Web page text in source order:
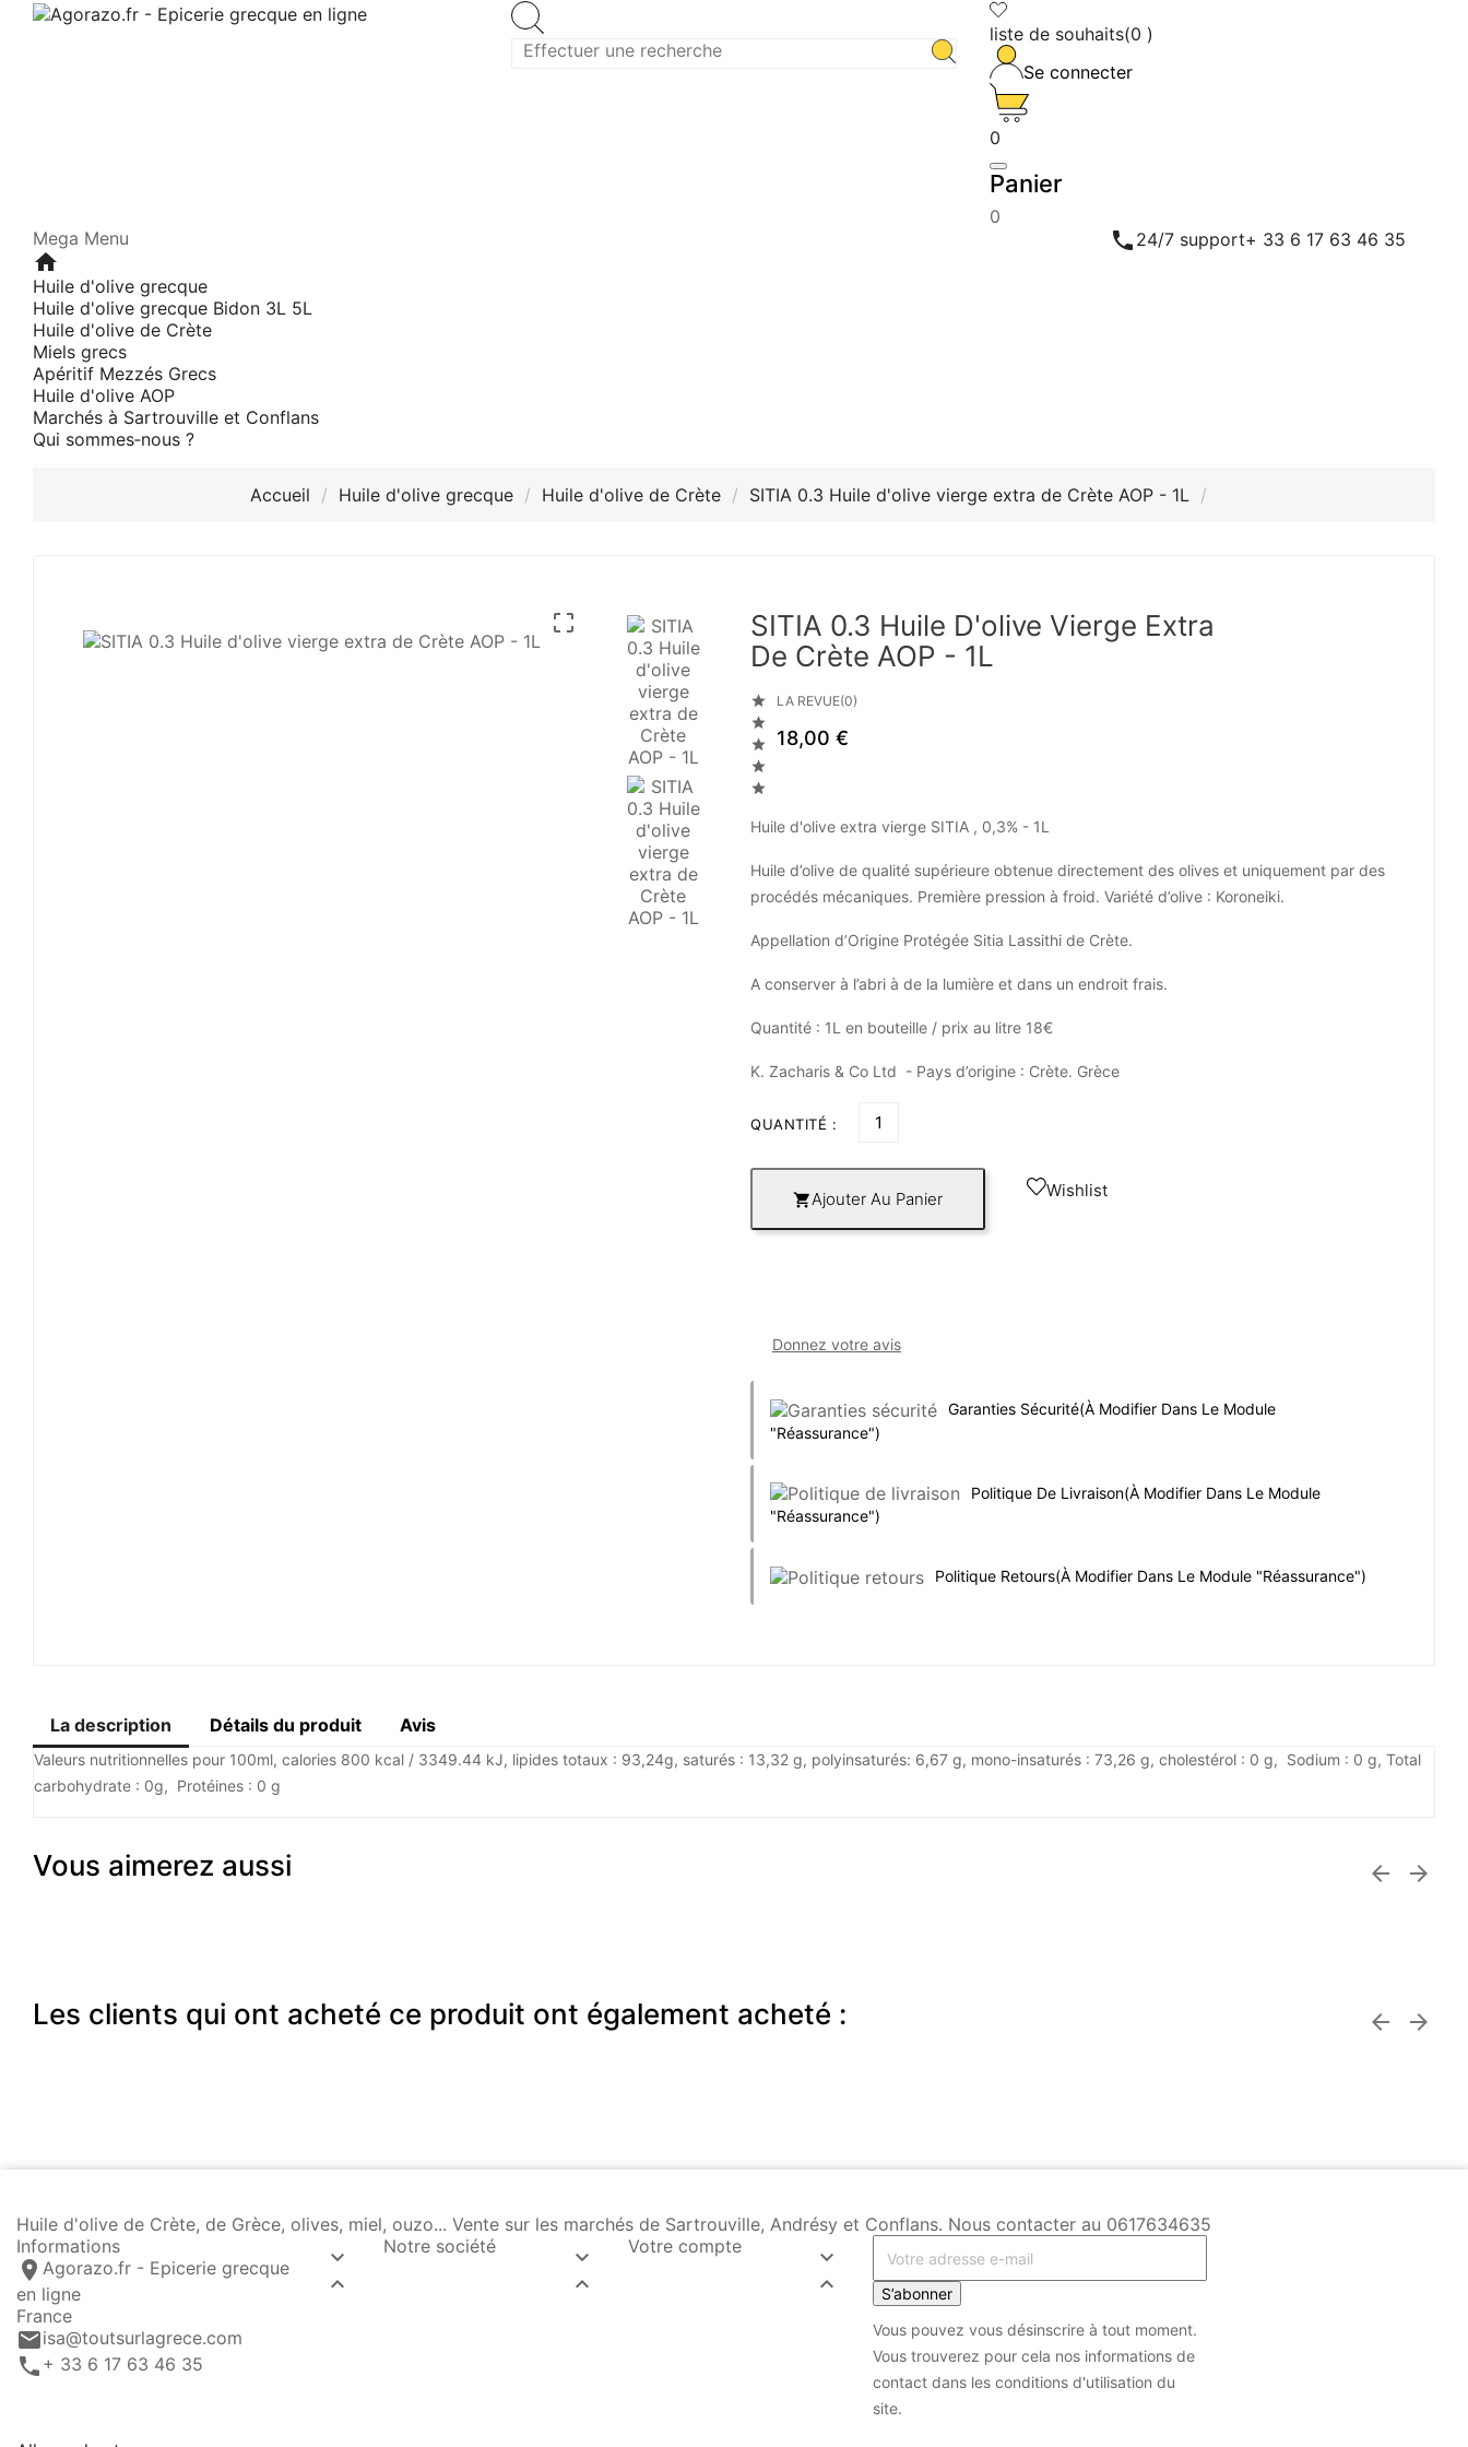
liste de souhaits(0 )
Se connecter
0
Panier
0
Mega Menu
home
Huile d'olive grecque
Huile d'olive grecque Bidon 3L 5L
Huile d'olive de Crète
Miels grecs
Apéritif Mezzés Grecs
Huile d'olive AOP
Marchés à Sartrouville et Conflans
Qui sommes‑nous ?
 24/7 support+ 33 6 17 63 46 35
Accueil Huile d'olive grecque Huile d'olive de Crète SITIA 0.3 Huile d'olive vierge extra de Crète AOP - 1L

SITIA 0.3 Huile D'olive Vierge Extra
De Crète AOP - 1L





LA REVUE(0)
18,00 €
Huile d'olive extra vierge SITIA , 0,3% - 1L
Huile d’olive de qualité supérieure obtenue directement des olives et uniquement par des
procédés mécaniques. Première pression à froid. Variété d’olive : Koroneiki.
Appellation d’Origine Protégée Sitia Lassithi de Crète.
A conserver à l’abri à de la lumière et dans un endroit frais.
Quantité : 1L en bouteille / prix au litre 18€
K. Zacharis & Co Ltd - Pays d’origine : Crète. Grèce
QUANTITÉ :
Ajouter Au Panier Wishlist
Donnez votre avis
Garanties Sécurité(à Modifier Dans Le Module
"Réassurance")
Politique De Livraison(à Modifier Dans Le Module
"Réassurance")
Politique Retours(à Modifier Dans Le Module "Réassurance")
La description Détails du produit Avis
Valeurs nutritionnelles pour 100ml, calories 800 kcal / 3349.44 kJ, lipides totaux : 93,24g, saturés : 13,32 g, polyinsaturés: 6,67 g, mono-insaturés : 73,26 g, cholestérol : 0 g, Sodium : 0 g, Total
carbohydrate : 0g, Protéines : 0 g
Vous aimerez aussi  
Les clients qui ont acheté ce produit ont également acheté :  
Huile d'olive de Crète, de Grèce, olives, miel, ouzo... Vente sur les marchés de Sartrouville, Andrésy et Conflans. Nous contacter au 0617634635
Informations


location_on Agorazo.fr - Epicerie grecque
en ligne
France
emailisa@toutsurlagrece.com
call + 33 6 17 63 46 35
Notre société


Votre compte


S’abonner
Vous pouvez vous désinscrire à tout moment.
Vous trouverez pour cela nos informations de
contact dans les conditions d'utilisation du
site.